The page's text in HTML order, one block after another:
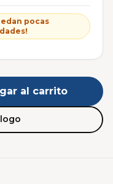
pocas
al carrito